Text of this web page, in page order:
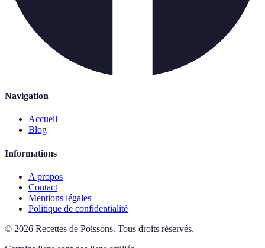
Navigation
Accueil
Blog
Informations
A propos
Contact
Mentions légales
Politique de confidentialité
© 2026 Recettes de Poissons. Tous droits réservés.